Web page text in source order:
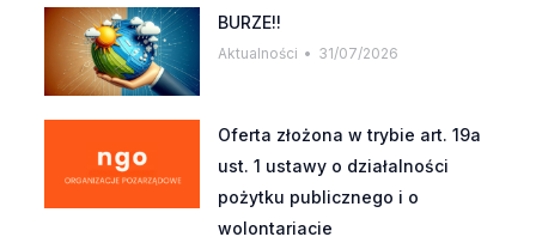
BURZE!!
Aktualności 31/07/2026
Oferta złożona w trybie art. 19a
ust. 1 ustawy o działalności
pożytku publicznego i o
wolontariacie